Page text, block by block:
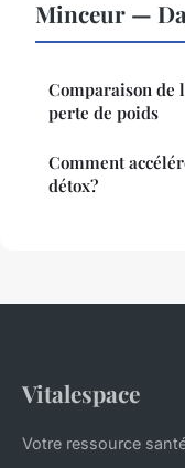
Minceur —
Comparaison de
perte de poids
Comment
détox?
Vitalespace
Votre ressource